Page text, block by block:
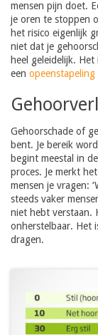
mensen pijn doet.
je oren te stoppen
het risico eigenlijk
niet dat je
heel geleidelijk.
een opeenstapeling
Gehoorschade of
bent. Je bereik
begint meestal in
proces. Je merkt
mensen je vragen:
steeds vaker
niet hebt verstaan.
onherstelbaar. Het
dragen.